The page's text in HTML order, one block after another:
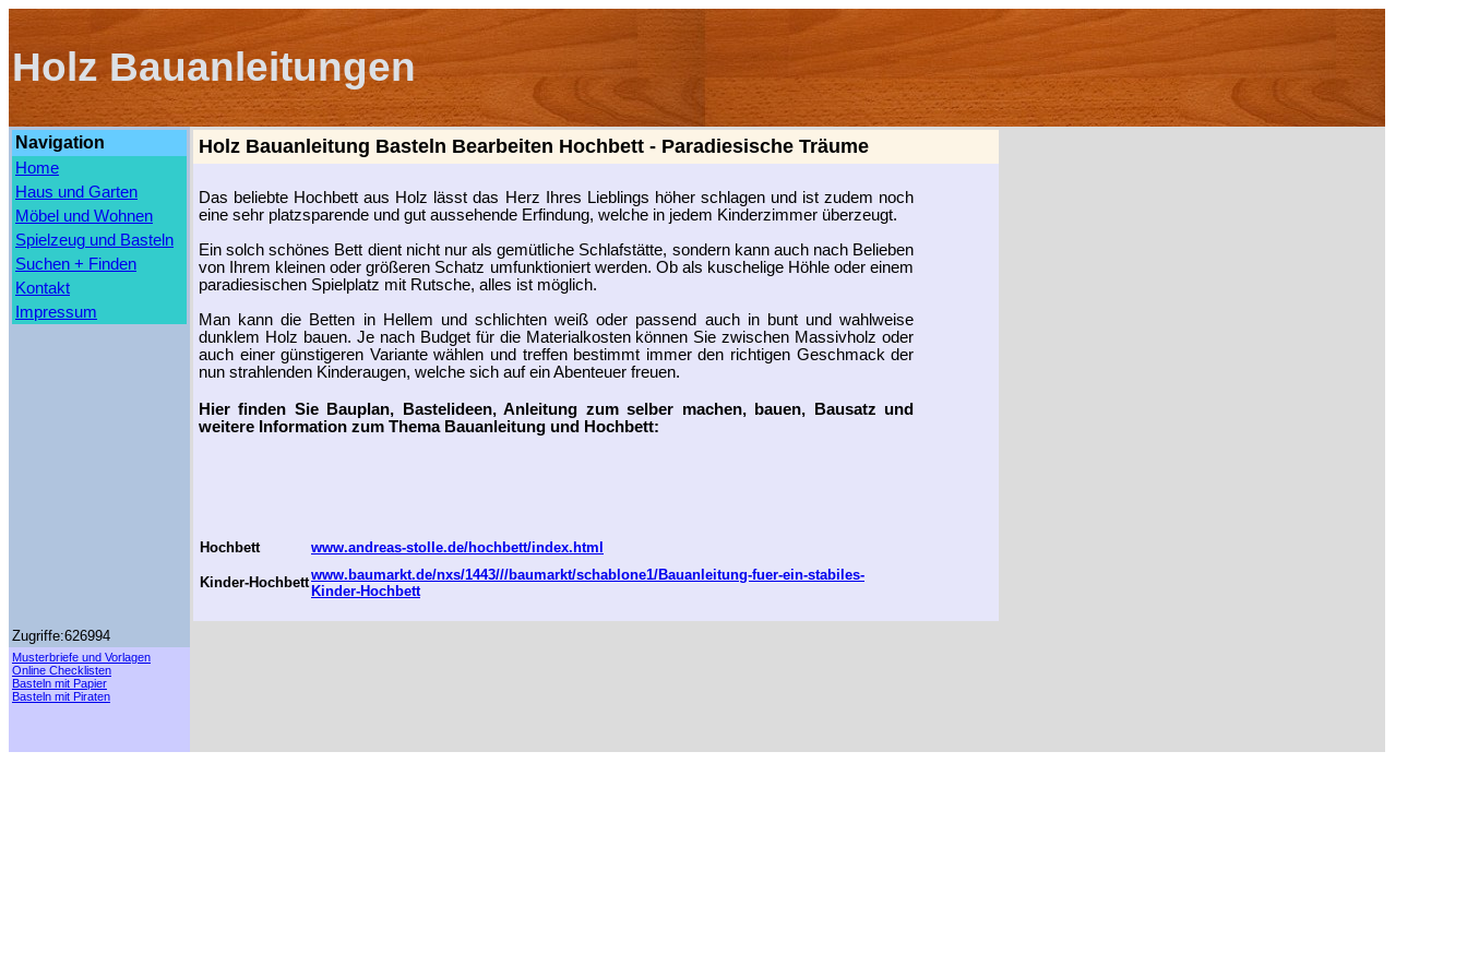
Holz Bauanleitungen
Navigation
Home
Haus und Garten
Möbel und Wohnen
Spielzeug und Basteln
Suchen + Finden
Kontakt
Impressum
Holz Bauanleitung Basteln Bearbeiten Hochbett - Paradiesische Träume
Das beliebte Hochbett aus Holz lässt das Herz Ihres Lieblings höher schlagen und ist zudem noch
eine sehr platzsparende und gut aussehende Erfindung, welche in jedem Kinderzimmer überzeugt.
Ein solch schönes Bett dient nicht nur als gemütliche Schlafstätte, sondern kann auch nach Belieben
von Ihrem kleinen oder größeren Schatz umfunktioniert werden. Ob als kuschelige Höhle oder einem
paradiesischen Spielplatz mit Rutsche, alles ist möglich.
Man kann die Betten in Hellem und schlichten weiß oder passend auch in bunt und wahlweise
dunklem Holz bauen. Je nach Budget für die Materialkosten können Sie zwischen Massivholz oder
auch einer günstigeren Variante wählen und treffen bestimmt immer den richtigen Geschmack der
nun strahlenden Kinderaugen, welche sich auf ein Abenteuer freuen.
Hier finden Sie Bauplan, Bastelideen, Anleitung zum selber machen, bauen, Bausatz und
weitere Information zum Thema Bauanleitung und Hochbett:
Hochbett www.andreas-stolle.de/hochbett/index.html
Kinder-Hochbettwww.baumarkt.de/nxs/1443///baumarkt/schablone1/Bauanleitung-fuer-ein-stabiles-
Kinder-Hochbett
Zugriffe:626994
Musterbriefe und Vorlagen
Online Checklisten
Basteln mit Papier
Basteln mit Piraten